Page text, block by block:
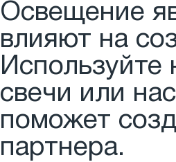
Освещение
влияют на
Используйте
свечи или
поможет
партнера.